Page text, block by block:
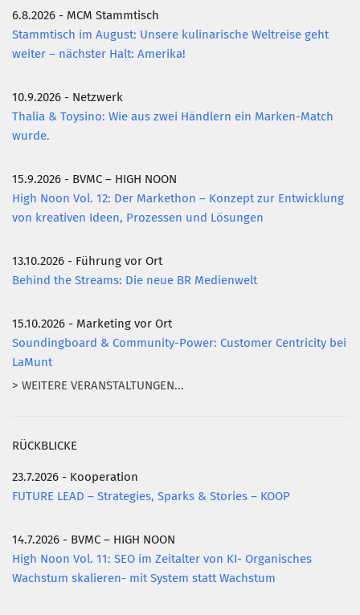
Mitglied werden
PODCAST
KONTAKT
6.8.2026 - MCM Stammtisch
Stammtisch im August: Unsere kulinarische Weltreise geht
weiter – nächster Halt: Amerika!
10.9.2026 - Netzwerk
Thalia & Toysino: Wie aus zwei Händlern ein Marken-Match
wurde.
15.9.2026 - BVMC – HIGH NOON
High Noon Vol. 12: Der Markethon – Konzept zur Entwicklung
von kreativen Ideen, Prozessen und Lösungen
13.10.2026 - Führung vor Ort
Behind the Streams: Die neue BR Medienwelt
15.10.2026 - Marketing vor Ort
Soundingboard & Community-Power: Customer Centricity bei
LaMunt
> WEITERE VERANSTALTUNGEN...
RÜCKBLICKE
23.7.2026 - Kooperation
FUTURE LEAD – Strategies, Sparks & Stories – KOOP
14.7.2026 - BVMC – HIGH NOON
High Noon Vol. 11: SEO im Zeitalter von KI- Organisches
Wachstum skalieren- mit System statt Wachstum